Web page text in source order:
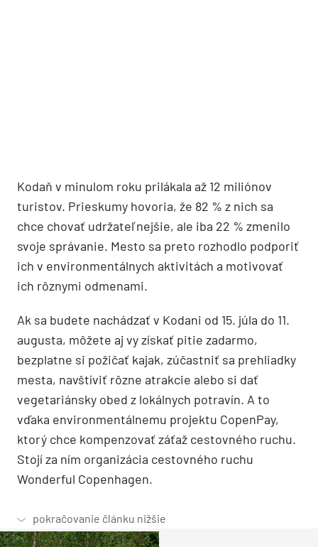
Kodaň v minulom roku prilákala až 12 miliónov
turistov. Prieskumy hovoria, že 82 % z nich sa
chce chovať udržateľnejšie, ale iba 22 % zmenilo
svoje správanie. Mesto sa preto rozhodlo podporiť
ich v environmentálnych aktivitách a motivovať
ich rôznymi odmenami.
Ak sa budete nachádzať v Kodani od 15. júla do 11.
augusta, môžete aj vy získať pitie zadarmo,
bezplatne si požičať kajak, zúčastniť sa prehliadky
mesta, navštíviť rôzne atrakcie alebo si dať
vegetariánsky obed z lokálnych potravín. A to
vďaka environmentálnemu projektu CopenPay,
ktorý chce kompenzovať záťaž cestovného ruchu.
Stojí za ním organizácia cestovného ruchu
Wonderful Copenhagen.